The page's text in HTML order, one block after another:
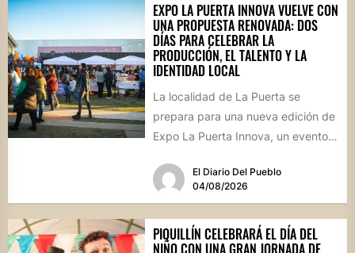
EXPO LA PUERTA INNOVA VUELVE CON
UNA PROPUESTA RENOVADA: DOS
DÍAS PARA CELEBRAR LA
PRODUCCIÓN, EL TALENTO Y LA
IDENTIDAD LOCAL
La localidad de La Puerta se
prepara para una nueva edición de
Expo La Puerta Innova, un evento
El Diario Del Pueblo
04/08/2026
PIQUILLÍN CELEBRARÁ EL DÍA DEL
NIÑO CON UNA GRAN JORNADA DE